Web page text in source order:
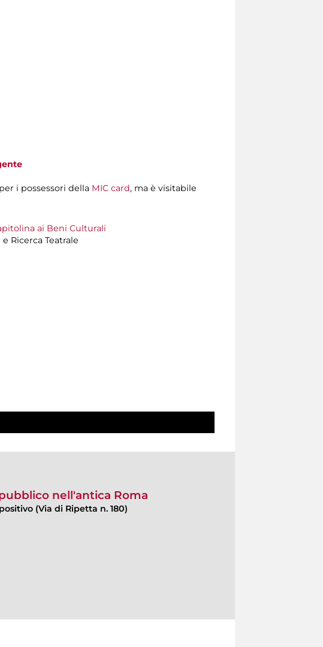
i possessori della MIC card, ma è visitabile
ai Beni Culturali
Ricerca Teatrale
nell'antica Roma
(Via di Ripetta n. 180)